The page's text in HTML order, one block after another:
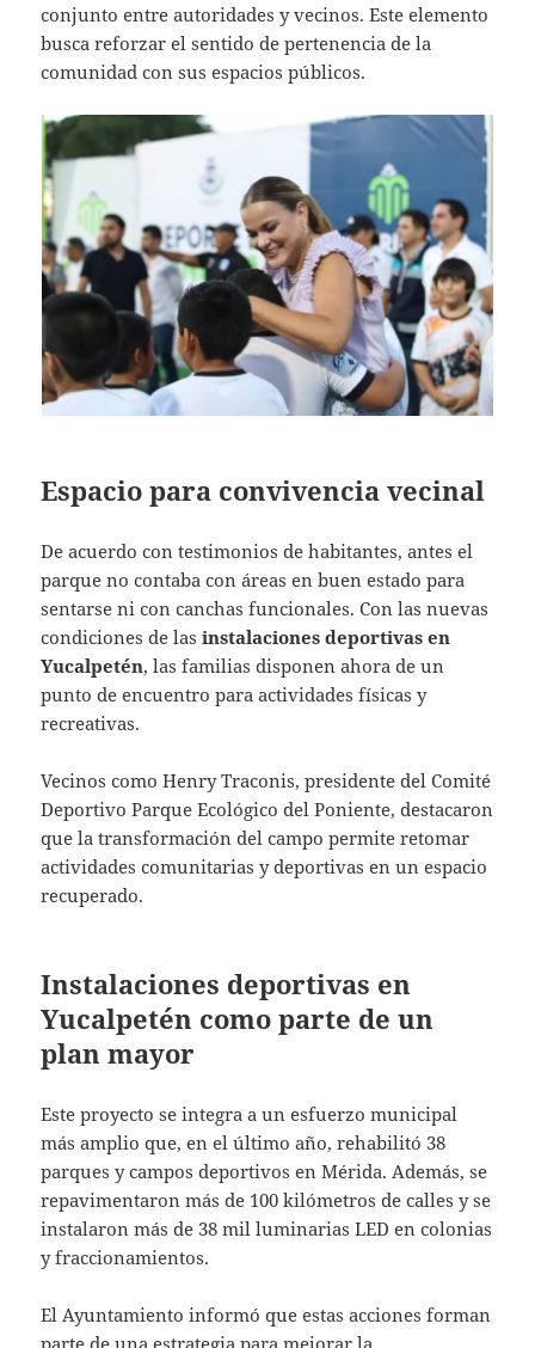
conjunto entre autoridades y vecinos. Este elemento
busca reforzar el sentido de pertenencia de la
comunidad con sus espacios públicos.
Espacio para convivencia vecinal
De acuerdo con testimonios de habitantes, antes el
parque no contaba con áreas en buen estado para
sentarse ni con canchas funcionales. Con las nuevas
condiciones de lasinstalaciones deportivas en
Yucalpetén, las familias disponen ahora de un
punto de encuentro para actividades físicas y
recreativas.
Vecinos como Henry Traconis, presidente del Comité
Deportivo Parque Ecológico del Poniente, destacaron
que la transformación del campo permite retomar
actividades comunitarias y deportivas en un espacio
recuperado.
Instalaciones deportivas en
Yucalpetén como parte de un
plan mayor
Este proyecto se integra a un esfuerzo municipal
más amplio que, en el último año, rehabilitó 38
parques y campos deportivos en Mérida. Además, se
repavimentaron más de 100 kilómetros de calles y se
instalaron más de 38 mil luminarias LED en colonias
y fraccionamientos.
El Ayuntamiento informó que estas acciones forman